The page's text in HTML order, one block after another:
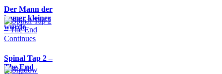
Der Mann der
immer kleiner
wurde
Spinal Tap 2 –
The End